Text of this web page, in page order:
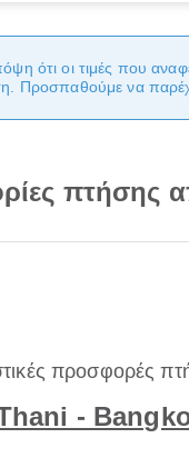
ότι οι τιμές που
Προσπαθούμε να
πτήσης
προσφορές
-